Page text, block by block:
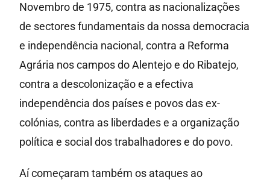
Novembro de 1975, contra as nacionalizações
de sectores fundamentais da nossa democracia
e independência nacional, contra a Reforma
Agrária nos campos do Alentejo e do Ribatejo,
contra a descolonização e a efectiva
independência dos países e povos das ex-
colónias, contra as liberdades e a organização
política e social dos trabalhadores e do povo.
Aí começaram também os ataques ao